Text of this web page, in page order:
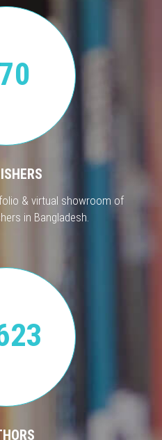
& virtual showroom of
in Bangladesh.